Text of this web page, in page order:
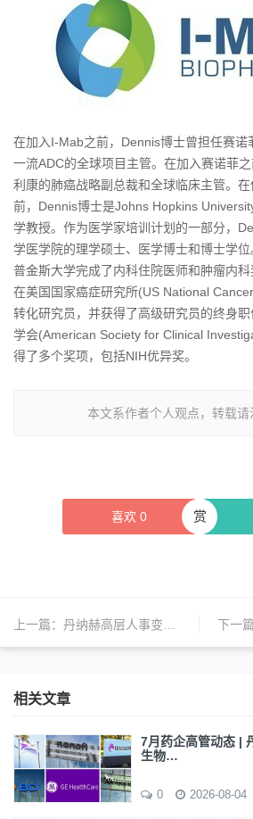
在加入I-Mab之前，Dennis博士曾担任赛诺
一流ADC的全球项目主管。在加入赛诺菲
利康的肺癌战略副总裁和全球临床主管。
前，Dennis博士是Johns Hopkins
学教授。作为医学家培训计划的一部分，
学医学院的理学硕士、医学博士和博士学
普金斯大学完成了内科住院医师和肿瘤内
在美国国家癌症研究所(US National
转化研究员，并获得了高级研究员的终身
学会(American Society for Clinical
得了多个奖项，包括NIH优异奖。
本文系作者个人观点，转载请
喜欢 0 赏
上一篇： 丹纳赫高层人事变动：Julie Sawyer Montgomery 即将接任诊断执行副总裁 下一篇
相关文章
7月药企高管动态 |
生物…
0 2026-08-04